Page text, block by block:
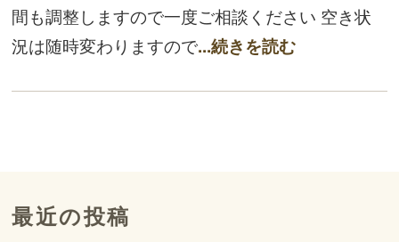
間も調整しますので一度ご相談ください 空き状
況は随時変わりますので...続きを読む
最近の投稿